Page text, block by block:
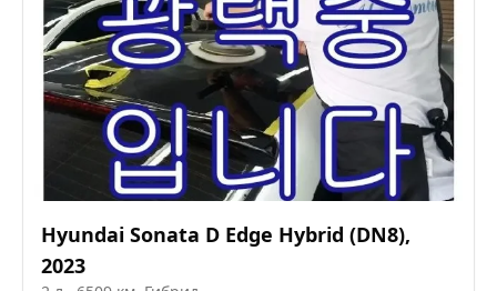
Hyundai Sonata D Edge Hybrid (DN8),
2023